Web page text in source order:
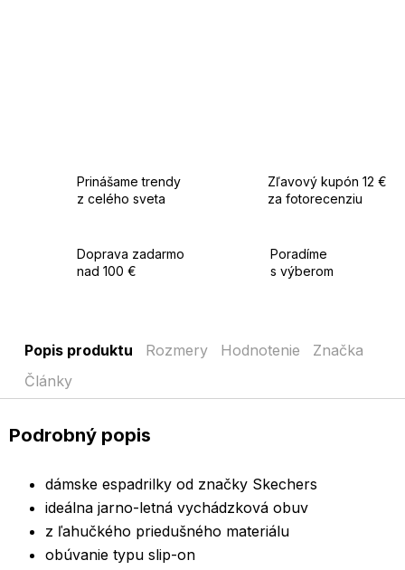
Prinášame trendy
z celého sveta
Zľavový kupón 12 €
za fotorecenziu
Doprava zadarmo
nad 100 €
Poradíme
s výberom
Popis produktu Rozmery Hodnotenie
Značka
Články
Podrobný popis
dámske espadrilky od značky Skechers
ideálna jarno-letná vychádzková obuv
z ľahučkého priedušného materiálu
obúvanie typu slip-on